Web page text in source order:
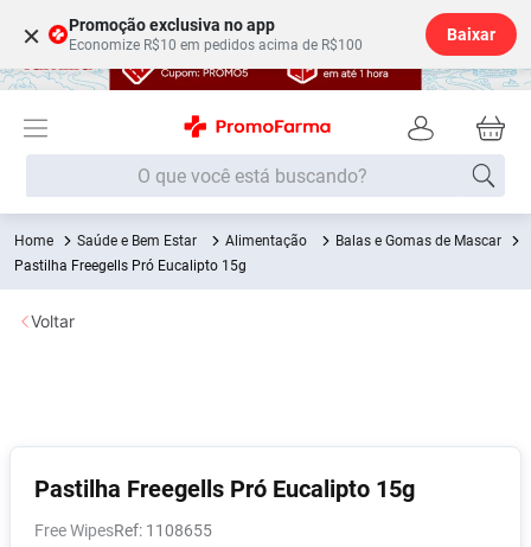
× Promoção exclusiva no app
Economize R$10 em pedidos acima de R$100
Baixar
O que você está buscando?
Saúde e Bem Estar Alimentação
Balas e Gomas de Mascar
Pastilha Freegells Pró Eucalipto 15g
Pastilha Freegells Pró Eucalipto 15g
Free Wipes : 1108655
Voltar
Termos mais buscados
1º Fralda
2
5º Fralda G
6º Desodorante
7º Shampoo